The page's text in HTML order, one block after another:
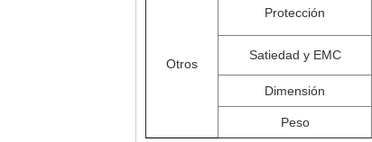
Otros
Protección
Satiedad y EMC
Dimensión
Peso